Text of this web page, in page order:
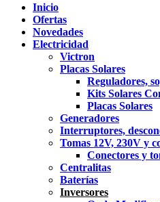
Inicio
Ofertas
Novedades
Electricidad
Victron
Placas Solares
Reguladores,
Kits Solares
Placas Solares
Generadores
Interruptores,
Tomas 12V, 230V y
Conectores y
Centralitas
Baterías
Inversores